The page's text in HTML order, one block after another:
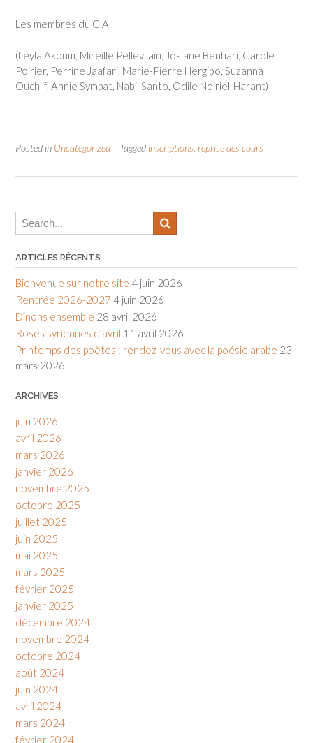
Les membres du C.A.
(Leyla Akoum, Mireille Pellevilain, Josiane Benhari, Carole
Poirier, Perrine Jaafari, Marie-Pierre Hergibo, Suzanna
Ouchlif, Annie Sympat, Nabil Santo, Odile Noiriel-Harant)
Posted in Uncategorized Tagged inscriptions reprise des cours
ARTICLES RÉCENTS
Bienvenue sur notre site 4 juin 2026
Rentrée 2026-2027 4 juin 2026
Dînons ensemble 28 avril 2026
Roses syriennes d’avril 11 avril 2026
Printemps des poètes : rendez-vous avec la poésie arabe 23
mars 2026
ARCHIVES
juin 2026
avril 2026
mars 2026
janvier 2026
novembre 2025
octobre 2025
juillet 2025
juin 2025
mai 2025
mars 2025
février 2025
janvier 2025
décembre 2024
novembre 2024
octobre 2024
août 2024
juin 2024
avril 2024
mars 2024
février 2024